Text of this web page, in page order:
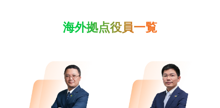
海外拠点役員一覧